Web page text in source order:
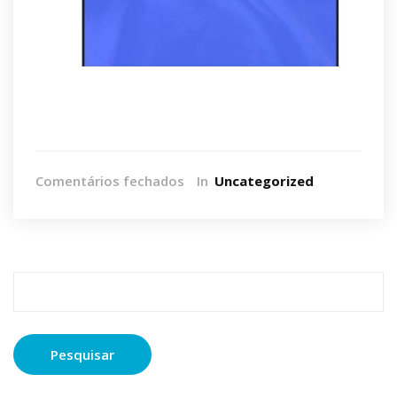
Comentários fechados emIn Uncategorized